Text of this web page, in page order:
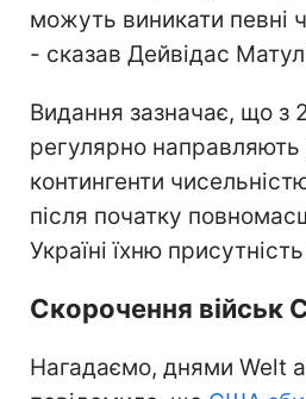
можуть виникати певні
- сказав Дейвідас
Видання зазначає, що
регулярно
контингенти
після початку
Україні їхню
Скорочення військ
Нагадаємо, днями Welt